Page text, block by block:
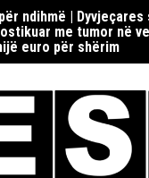
ndihmë | Dyvjeçares
me tumor në
euro për shërim